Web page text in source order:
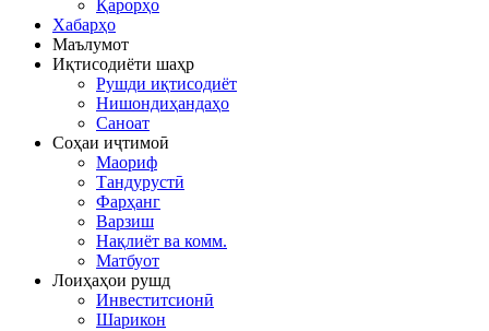
Қарорҳо
Хабарҳо
Маълумот
Иқтисодиёти шаҳр
Рушди иқтисодиёт
Нишондиҳандаҳо
Саноат
Соҳаи иҷтимоӣ
Маориф
Тандурустӣ
Фарҳанг
Варзиш
Нақлиёт ва комм.
Матбуот
Лоиҳаҳои рушд
Инвеститсионӣ
Шарикон